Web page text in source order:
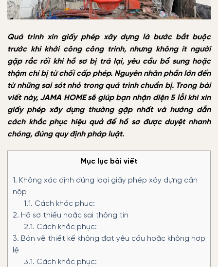
Quá trình xin giấy phép xây dựng là bước bắt buộc
trước khi khởi công công trình, nhưng không ít người
gặp rắc rối khi hồ sơ bị trả lại, yêu cầu bổ sung hoặc
thậm chí bị từ chối cấp phép. Nguyên nhân phần lớn đến
từ những sai sót nhỏ trong quá trình chuẩn bị. Trong bài
viết này, JAMA HOME sẽ giúp bạn nhận diện 5 lỗi khi xin
giấy phép xây dựng thường gặp nhất và hướng dẫn
cách khắc phục hiệu quả để hồ sơ được duyệt nhanh
chóng, đúng quy định pháp luật.
Mục lục bài viết
1. Không xác định đúng loại giấy phép xây dựng cần
nộp
1.1. Cách khắc phục:
2. Hồ sơ thiếu hoặc sai thông tin
2.1. Cách khắc phục:
3. Bản vẽ thiết kế không đạt yêu cầu hoặc không hợp
lệ
3.1. Cách khắc phục: